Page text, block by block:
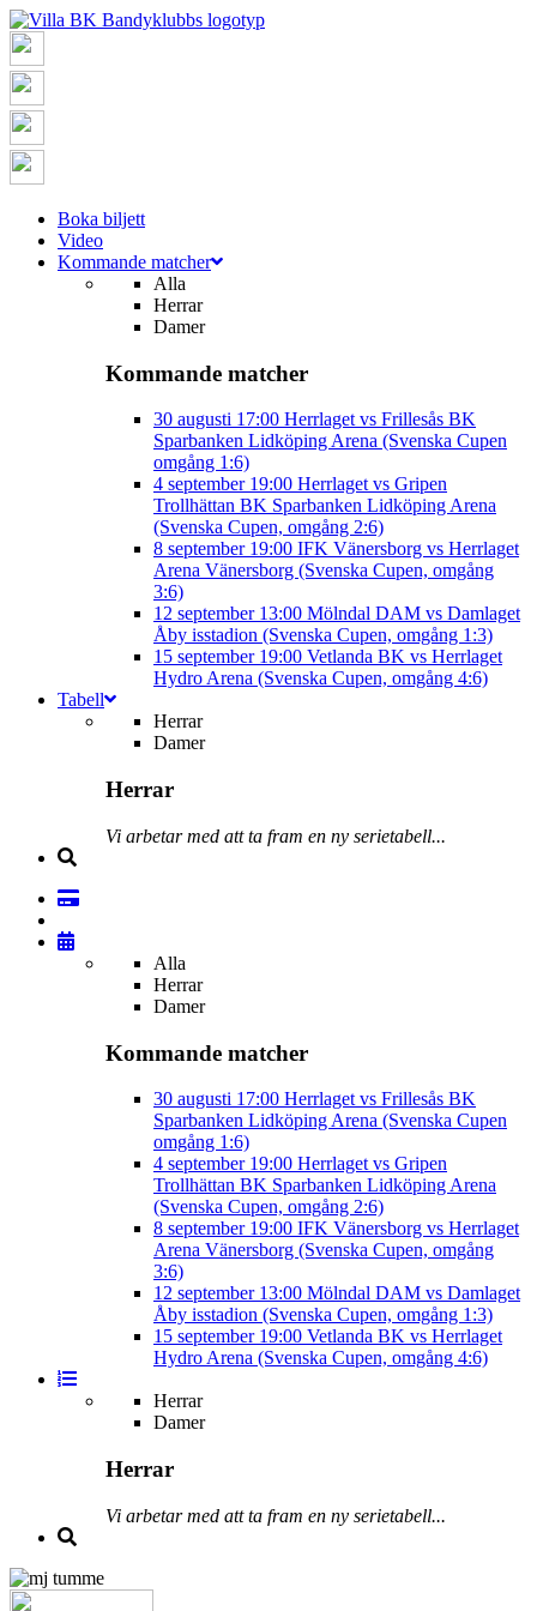
Boka biljett
Video
Kommande matcher
Alla
Herrar
Damer
Kommande matcher
30 augusti 17:00 Herrlaget vs Frillesås BK
Sparbanken Lidköping Arena (Svenska Cupen
omgång 1:6)
4 september 19:00 Herrlaget vs Gripen
Trollhättan BK Sparbanken Lidköping Arena
(Svenska Cupen, omgång 2:6)
8 september 19:00 IFK Vänersborg vs Herrlaget
Arena Vänersborg (Svenska Cupen, omgång
3:6)
12 september 13:00 Mölndal DAM vs Damlaget
Åby isstadion (Svenska Cupen, omgång 1:3)
15 september 19:00 Vetlanda BK vs Herrlaget
Hydro Arena (Svenska Cupen, omgång 4:6)
Tabell
Herrar
Damer
Herrar
Vi arbetar med att ta fram en ny serietabell...
Alla
Herrar
Damer
Kommande matcher
30 augusti 17:00 Herrlaget vs Frillesås BK
Sparbanken Lidköping Arena (Svenska Cupen
omgång 1:6)
4 september 19:00 Herrlaget vs Gripen
Trollhättan BK Sparbanken Lidköping Arena
(Svenska Cupen, omgång 2:6)
8 september 19:00 IFK Vänersborg vs Herrlaget
Arena Vänersborg (Svenska Cupen, omgång
3:6)
12 september 13:00 Mölndal DAM vs Damlaget
Åby isstadion (Svenska Cupen, omgång 1:3)
15 september 19:00 Vetlanda BK vs Herrlaget
Hydro Arena (Svenska Cupen, omgång 4:6)
Herrar
Damer
Herrar
Vi arbetar med att ta fram en ny serietabell...